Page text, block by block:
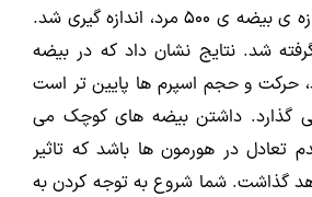
،اندازه ی بیضه ی 500 مرد، اندازه گیری شد.
شد. نتایج نشان داد که در بیضه
حرکت و حجم اسپرم ها پایین تر است
می گذارد. داشتن بیضه های کوچک می
تعادل در هورمون ها باشد که تاثیر
گذاشت. شما شروع به توجه کردن به